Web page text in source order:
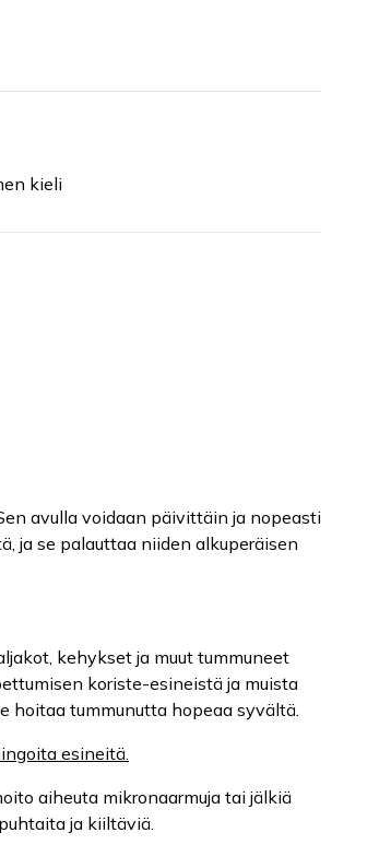
kieli
avulla voidaan päivittäin ja nopeasti
ja se palauttaa niiden alkuperäisen
kehykset ja muut tummuneet
koriste-esineistä ja muista
hoitaa tummunutta hopeaa syvältä.
esineitä.
aiheuta mikronaarmuja tai jälkiä
ja kiiltäviä.